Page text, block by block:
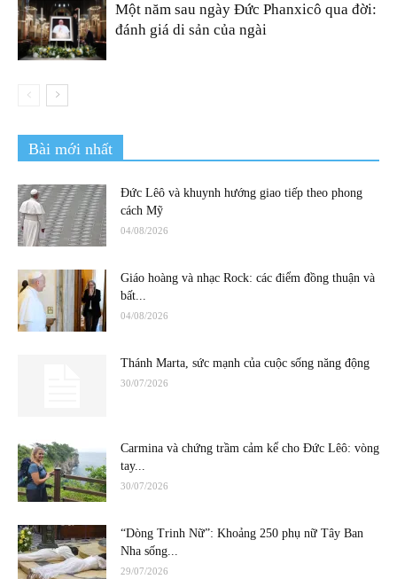
Một năm sau ngày Đức Phanxicô qua đời:
đánh giá di sản của ngài
Bài mới nhất
Đức Lêô và khuynh hướng giao tiếp theo phong
cách Mỹ
04/08/2026
Giáo hoàng và nhạc Rock: các điểm đồng thuận và
bất...
04/08/2026
Thánh Marta, sức mạnh của cuộc sống năng động
30/07/2026
Carmina và chứng trầm cảm kể cho Đức Lêô: vòng
tay...
30/07/2026
“Dòng Trinh Nữ”: Khoảng 250 phụ nữ Tây Ban
Nha sống...
29/07/2026